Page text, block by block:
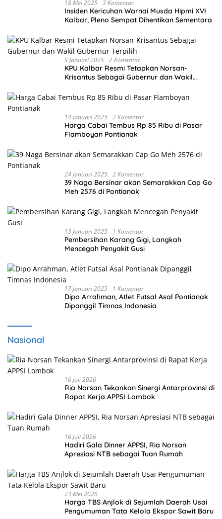
18 Mei 2025 3 Komentar
Insiden Kericuhan Warnai Musda Hipmi XVI
Kalbar, Pleno Sempat Dihentikan Sementara
9 Januari 2025 2 Komentar
KPU Kalbar Resmi Tetapkan Norsan-
Krisantus Sebagai Gubernur dan Wakil
14 Januari 2025 2 Komentar
Harga Cabai Tembus Rp 85 Ribu di Pasar
Flamboyan Pontianak
24 Januari 2025 2 Komentar
39 Naga Bersinar akan Semarakkan Cap Go
Meh 2576 di Pontianak
13 Januari 2025 1 Komentar
Pembersihan Karang Gigi, Langkah
Mencegah Penyakit Gusi
17 Januari 2025 1 Komentar
Dipo Arrahman, Atlet Futsal Asal Pontianak
Dipanggil Timnas Indonesia
Nasional
16 Juli 2026
Ria Norsan Tekankan Sinergi Antarprovinsi di
Rapat Kerja APPSI Lombok
16 Juli 2026
Hadiri Gala Dinner APPSI, Ria Norsan
Apresiasi NTB sebagai Tuan Rumah
23 Mei 2026
Harga TBS Anjlok di Sejumlah Daerah Usai
Pengumuman Tata Kelola Ekspor Sawit Baru